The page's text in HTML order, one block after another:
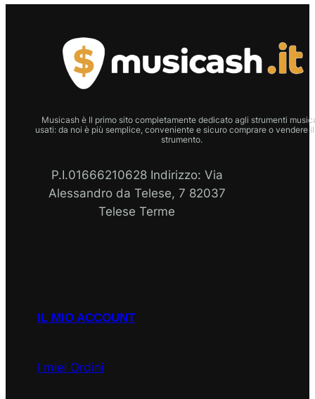
Musicash è Il primo sito completamente dedicato agli strumenti
usati: da noi è più semplice, conveniente e sicuro comprare o vendere
strumento.
P.I.01666210628 Indirizzo: Via
Alessandro da Telese, 7 82037
Telese Terme
IL MIO ACCOUNT
I miei Ordini